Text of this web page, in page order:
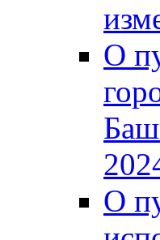
О
О